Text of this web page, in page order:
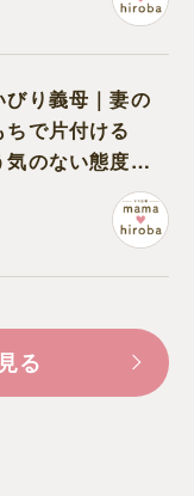
びり義母｜妻の
で片付ける
のない態度に
る